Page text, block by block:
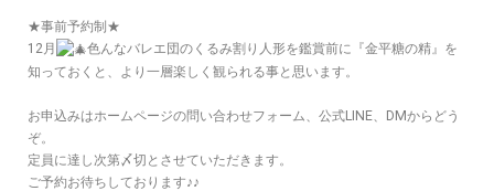
★事前予約制★
12月
色んなバレエ団のくるみ割り人形を鑑賞前に『金平糖の精』を
知っておくと、より一層楽しく観られる事と思います。
お申込みはホームページの問い合わせフォーム、公式LINE、DMからどう
ぞ。
定員に達し次第〆切とさせていただきます。
ご予約お待ちしております♪♪